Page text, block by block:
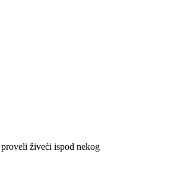
živeći ispod nekog